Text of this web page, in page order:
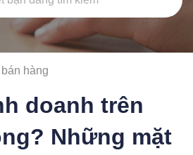
bán hàng
doanh trên
Những mặt